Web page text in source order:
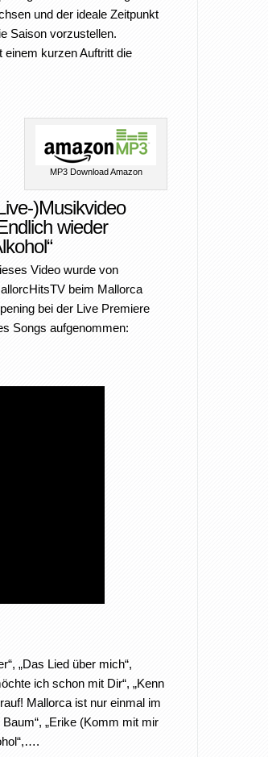
und der ideale Zeitpunkt
Saison vorzustellen.
einem kurzen Auftritt die
MP3 Download Amazon
)Musikvideo
wieder
Video wurde von
beim Mallorca
bei der Live Premiere
Songs aufgenommen:
„Das Lied über mich“,
ich schon mit Dir“, „Kenn
Mallorca ist nur einmal im
„Erike (Komm mit mir